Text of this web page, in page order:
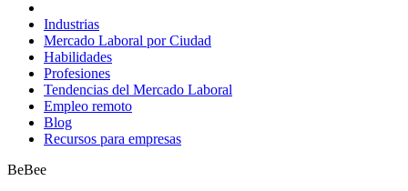
Industrias
Mercado Laboral por Ciudad
Habilidades
Profesiones
Tendencias del Mercado Laboral
Empleo remoto
Blog
Recursos para empresas
BeBee